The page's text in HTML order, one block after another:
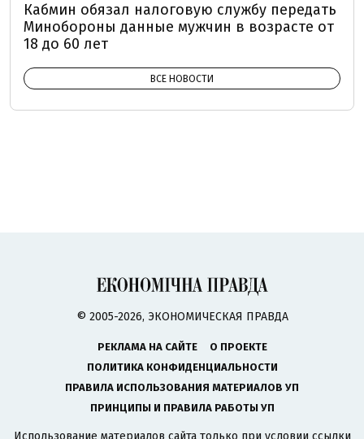
Кабмин обязал налоговую службу передать
Минобороны данные мужчин в возрасте от
18 до 60 лет
ВСЕ НОВОСТИ
© 2005-2026, ЭКОНОМИЧЕСКАЯ ПРАВДА
РЕКЛАМА НА САЙТЕ
О ПРОЕКТЕ
ПОЛИТИКА КОНФИДЕНЦИАЛЬНОСТИ
ПРАВИЛА ИСПОЛЬЗОВАНИЯ МАТЕРИАЛОВ УП
ПРИНЦИПЫ И ПРАВИЛА РАБОТЫ УП